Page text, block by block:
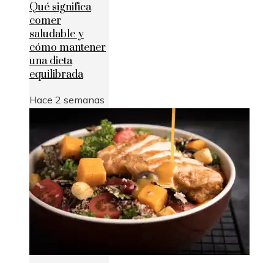
Qué significa
comer
saludable y
cómo mantener
una dieta
equilibrada
Hace 2 semanas